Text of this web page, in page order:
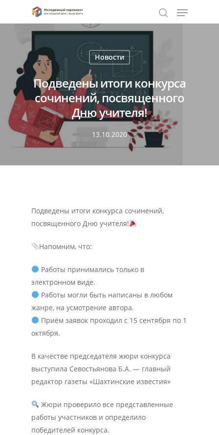
Нажмите Enter для поиска или ESC чтобы
закрыть
Новости
Подведены итоги конкурса
сочинений, посвященного
Дню учителя!
13.10.2020
Подведены итоги конкурса сочинений,
посвященного Дню учителя!
Напомним, что:
Работы принимались только в
электронном виде.
Работы могли быть написаны в любом
жанре, на усмотрение автора.
Приём заявок проходил с 15 сентября по 1
октября.
В качестве председателя жюри конкурса
выступила Севостьянова Б.А. — главный
редактор газеты «Шахтинские известия»
Жюри проверило все представленные
работы участников и определило
победителей конкурса.